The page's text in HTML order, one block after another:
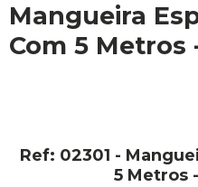
Mangueira
Com 5 Metros
Ref: 02301 -
5 Metros